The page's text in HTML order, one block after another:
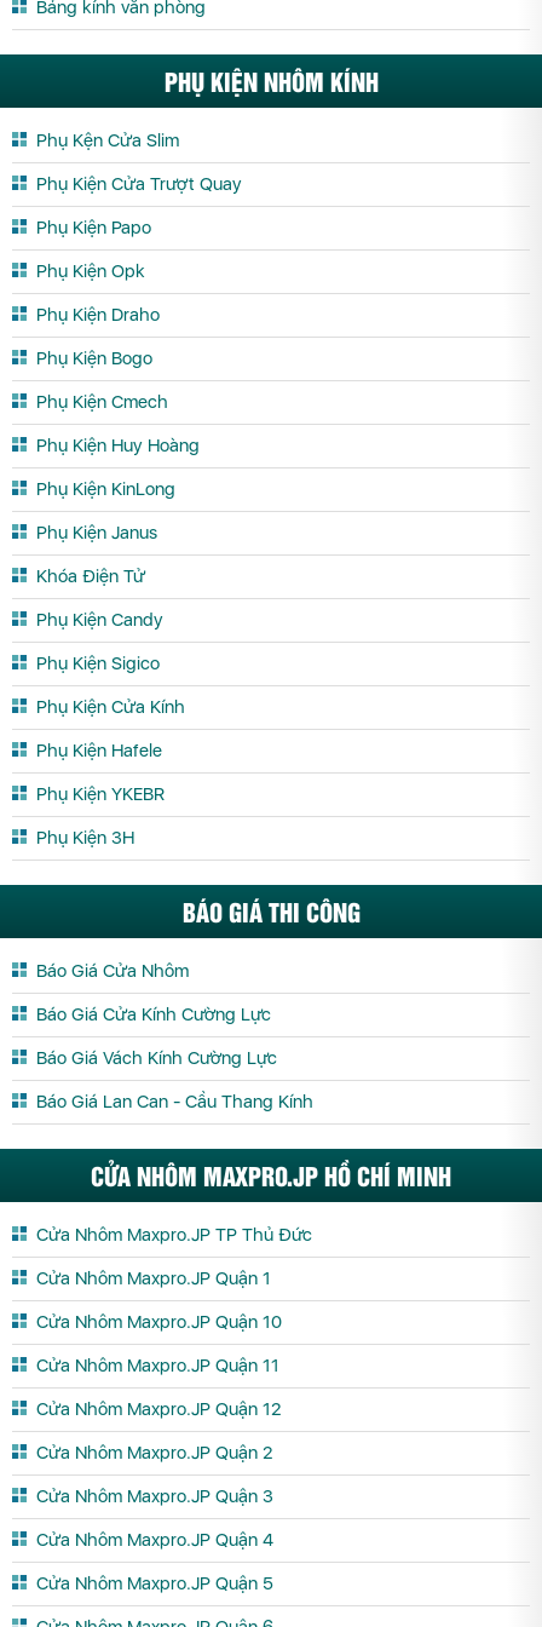
Bảng kính văn phòng
PHỤ KIỆN NHÔM KÍNH
Phụ Kện Cửa Slim
Phụ Kiện Cửa Trượt Quay
Phụ Kiện Papo
Phụ Kiện Opk
Phụ Kiện Draho
Phụ Kiện Bogo
Phụ Kiện Cmech
Phụ Kiện Huy Hoàng
Phụ Kiện KinLong
Phụ Kiện Janus
Khóa Điện Tử
Phụ Kiện Candy
Phụ Kiện Sigico
Phụ Kiện Cửa Kính
Phụ Kiện Hafele
Phụ Kiện YKEBR
Phụ Kiện 3H
BÁO GIÁ THI CÔNG
Báo Giá Cửa Nhôm
Báo Giá Cửa Kính Cường Lực
Báo Giá Vách Kính Cường Lực
Báo Giá Lan Can - Cầu Thang Kính
CỬA NHÔM MAXPRO.JP HỒ CHÍ MINH
Cửa Nhôm Maxpro.JP TP Thủ Đức
Cửa Nhôm Maxpro.JP Quận 1
Cửa Nhôm Maxpro.JP Quận 10
Cửa Nhôm Maxpro.JP Quận 11
Cửa Nhôm Maxpro.JP Quận 12
Cửa Nhôm Maxpro.JP Quận 2
Cửa Nhôm Maxpro.JP Quận 3
Cửa Nhôm Maxpro.JP Quận 4
Cửa Nhôm Maxpro.JP Quận 5